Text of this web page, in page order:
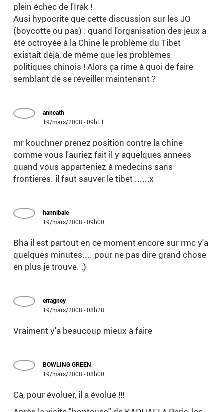
plein échec de l'Irak !
Ausi hypocrite que cette discussion sur les JO
(boycotte ou pas) : quand l'organisation des jeux a
été octroyée à la Chine le problème du Tibet
existait déjà, de même que les problèmes
politiques chinois ! Alors ça rime à quoi de faire
semblant de se réveiller maintenant ?
anncath
19/mars/2008 - 09h11
mr kouchner prenez position contre la chine
comme vous l'auriez fait il y aquelques annees
quand vous apparteniez à medecins sans
frontieres. il faut sauver le tibet .....:x
hannibale
19/mars/2008 - 09h00
Bha il est partout en ce moment encore sur rmc y'a
quelques minutes.... pour ne pas dire grand chose
en plus je trouve. ;)
erragney
19/mars/2008 - 08h28
Vraiment y'a beaucoup mieux à faire
BOWLING GREEN
19/mars/2008 - 08h00
Cà, pour évoluer, il a évolué !!!